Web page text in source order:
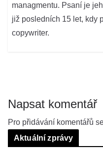
managmentu. Psaní je
již posledních 15 let, kdy
copywriter.
Napsat komentář
Pro přidávání komentářů
Aktuální zprávy